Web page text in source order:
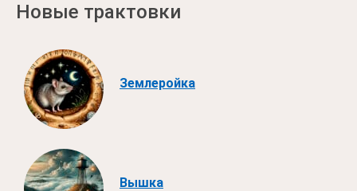
Новые трактовки
Землеройка
Вышка